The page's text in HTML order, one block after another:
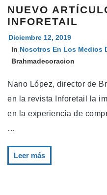
NUEVO
INFORETAIL
Diciembre 12, 2019
In Nosotros En Los Medios
Brahmadecoracion
Nano López, director de
en la revista Inforetail la
en la experiencia de
…
Leer más